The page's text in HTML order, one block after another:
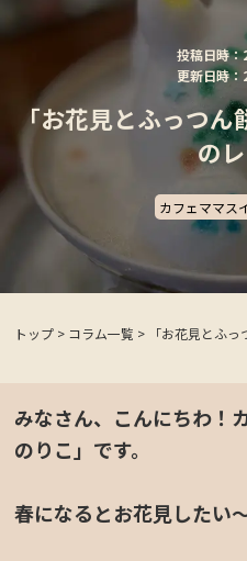
投稿日時
更新日時
「お花見とふっつ
の
カフェママス
トップ > コラム一覧 > 「お花見とふ
みなさん、こんにちわ！
のりこ」です。
春になるとお花見したい